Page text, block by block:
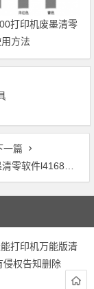
打印机废墨清零
方法
一篇
生L4168清零软件，让墨汁管理更简单)
打印机万能版清
侵权告知删除